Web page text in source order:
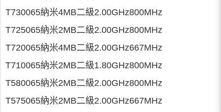
T730065納米4MB二級2.00GHz800MHz
T725065納米2MB二級2.00GHz800MHz
T720065納米4MB二級2.00GHz667MHz
T710065納米2MB二級1.80GHz800MHz
T580065納米2MB二級2.00GHz800MHz
T575065納米2MB二級2.00GHz667MHz